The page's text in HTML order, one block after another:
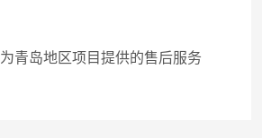
为青岛地区项目提供的售后服务